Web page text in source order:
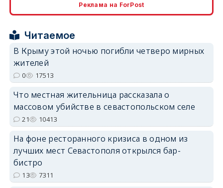
erid: 2SDnjdvhGXG
Реклама на ForPost
Читаемое
В Крыму этой ночью погибли четверо мирных
жителей
0 17513
Что местная жительница рассказала о
массовом убийстве в севастопольском селе
21 10413
На фоне ресторанного кризиса в одном из
лучших мест Севастополя открылся бар-
бистро
13 7311